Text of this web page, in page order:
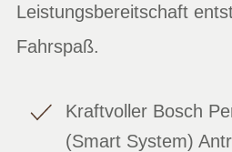
Leistungsbereitschaft
Fahrspaß.
Kraftvoller Bosch
(Smart System)